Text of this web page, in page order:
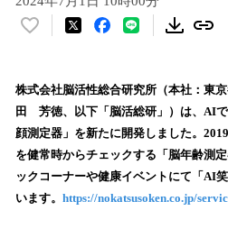
い
！
数
を
読
込
み
株式会社脳活性総合研究所（本社：東
田 芳徳、以下「脳活総研」）は、AI
顔測定器」を新たに開発しました。
を健常時からチェックする「脳年齢測
ックコーナーや健康イベントにて「AI
います。 https://nokatsusoken.co.jp/